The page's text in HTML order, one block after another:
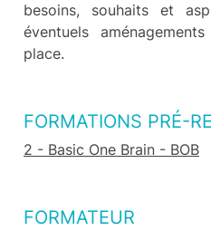
besoins, souhaits et
éventuels
place.
FORMATIONS PRÉ-
2 - Basic One Brain - BOB
FORMATEUR